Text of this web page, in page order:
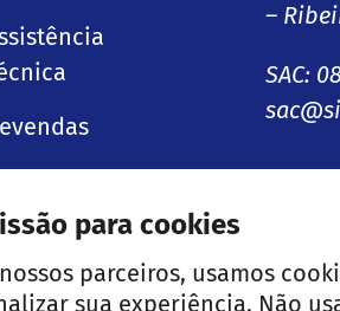
para cookies
parceiros, usamos
sua experiência. Não
–
SAC: